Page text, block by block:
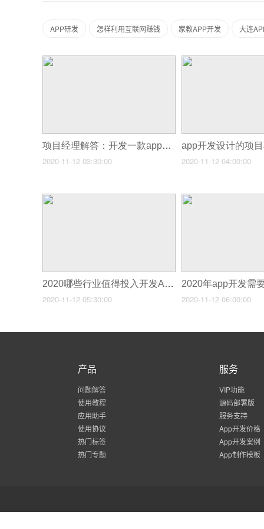
APP研发 怎样利用互联网赚钱 家教APP开发 大连
项目经理解答：开发一款app需要多少费用预算？5分钟看懂！
2020-11-12 03:30:00
app开发设计的项
2020-11-12 04:00:00
2020哪些行业值得投入开发App
2020-11-12 05:30:00
2020年app开发需
2020-11-12 06:00:00
产品
问题解答
使用教程
应用助手
使用协议
热门标签
热门专题
服务
VIP功能
源码部署版
服务支持
App开发价格
App开发案例
App制作模板